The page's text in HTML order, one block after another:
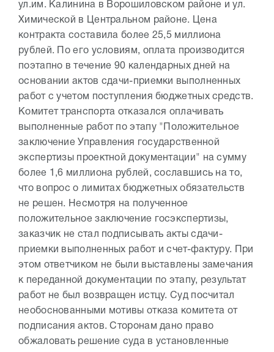
ул.им. Калинина в Ворошиловском районе и ул.
Химической в Центральном районе. Цена
контракта составила более 25,5 миллиона
рублей. По его условиям, оплата производится
поэтапно в течение 90 календарных дней на
основании актов сдачи-приемки выполненных
работ с учетом поступления бюджетных средств.
Комитет транспорта отказался оплачивать
выполненные работ по этапу "Положительное
заключение Управления государственной
экспертизы проектной документации" на сумму
более 1,6 миллиона рублей, сославшись на то,
что вопрос о лимитах бюджетных обязательств
не решен. Несмотря на полученное
положительное заключение госэкспертизы,
заказчик не стал подписывать акты сдачи-
приемки выполненных работ и счет-фактуру. При
этом ответчиком не были выставлены замечания
к переданной документации по этапу, результат
работ не был возвращен истцу. Суд посчитал
необоснованными мотивы отказа комитета от
подписания актов. Сторонам дано право
обжаловать решение суда в установленные